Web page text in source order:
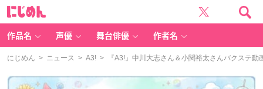
作品名 声優 舞台俳優 作者名
にじめん > ニュース > A3! > 『A3!』中川大志さん＆小関裕太さんバクステ